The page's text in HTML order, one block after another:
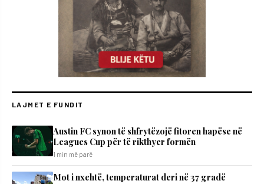
LAJMET E FUNDIT
Austin FC synon të shfrytëzojë fitoren hapëse në
Leagues Cup për të rikthyer formën
1 min më parë
Mot i nxehtë, temperaturat deri në 37 gradë